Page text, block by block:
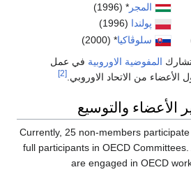
المجر* (1996)
پولندا (1996)
سلوڤاكيا* (2000)
المفوضية الاوروبية في عمل
[2]
الأعضاء والتوسيع
Currently, 25 non-members
full participants in OECD
are engaged in OECD